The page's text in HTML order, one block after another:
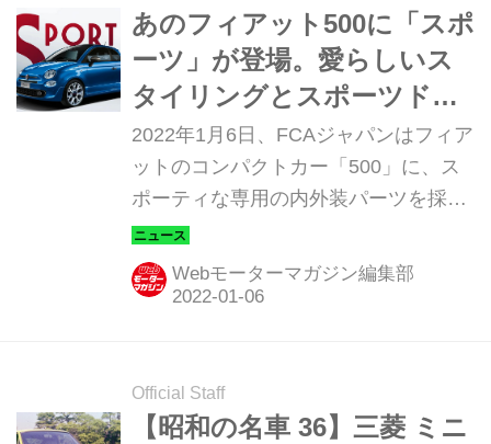
あのフィアット500に「スポ
ーツ」が登場。愛らしいス
タイリングとスポーツドラ
イブを両立させた限定車
2022年1月6日、FCAジャパンはフィア
ットのコンパクトカー「500」に、ス
ポーティな専用の内外装パーツを採用
した限定車「500 スポーツ（Sport）」
を設定。2022年1月15日（土）に185
台限定で販売を開始する。
Webモーターマガジン編集部
Official Staff
【昭和の名車 36】三菱 ミニ